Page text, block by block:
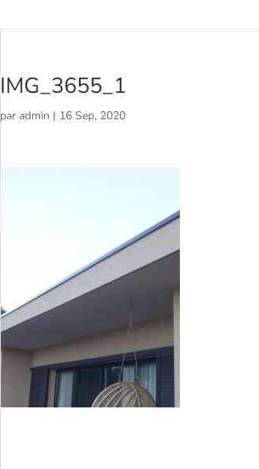
IMG_3655_1
paradmin | 16 Sep, 2020